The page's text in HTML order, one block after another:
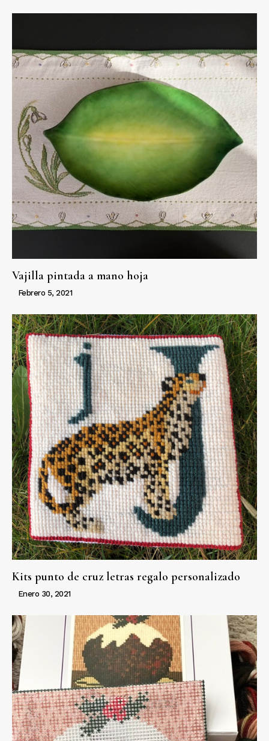
Vajilla pintada a mano hoja
Febrero 5, 2021
Kits punto de cruz letras regalo personalizado
Enero 30, 2021